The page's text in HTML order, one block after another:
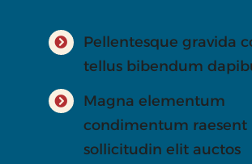
Pellentesque gravida
tellus bibendum
Magna elementum
condimentum raesent
sollicitudin elit auctos